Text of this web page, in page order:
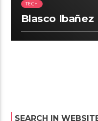
TECH
Blasco Ibañez
SEARCH IN